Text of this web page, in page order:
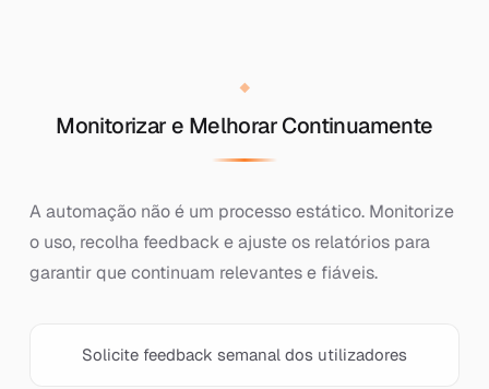
Monitorizar e Melhorar Continuamente
A automação não é um processo estático. Monitorize
o uso, recolha feedback e ajuste os relatórios para
garantir que continuam relevantes e fiáveis.
Solicite feedback semanal dos utilizadores